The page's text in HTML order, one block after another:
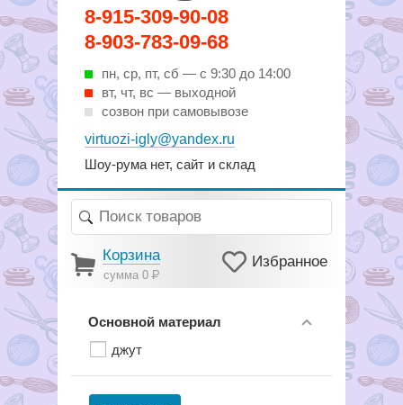
8-915-309-90-08
8-903-783-09-68
пн, ср, пт, cб — с 9:30 до 14:00
вт, чт, вс — выходной
созвон при самовывозе
virtuozi-igly@yandex.ru
Шоу-рума нет, сайт и склад
Вирутозы иглы. Товары для
шитья и рукоделья
Корзина
сумма 0Р
Избранное
Основной материал
джут